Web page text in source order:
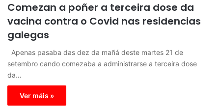
Comezan a poñer a terceira dose da
vacina contra o Covid nas residencias
galegas
Apenas pasaba das dez da mañá deste martes 21 de
setembro cando comezaba a administrarse a terceira dose
da…
Ver máis »